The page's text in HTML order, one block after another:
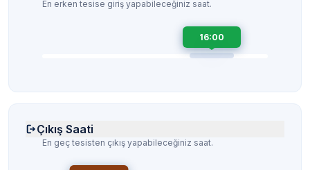
En erken tesise giriş yapabileceğiniz saat.
16:00
Çıkış Saati
En geç tesisten çıkış yapabileceğiniz saat.